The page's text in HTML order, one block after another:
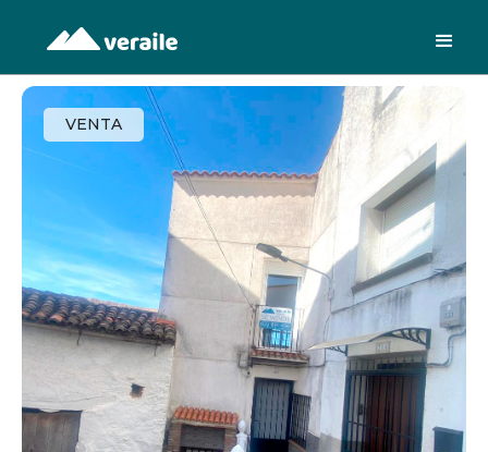
VENTA